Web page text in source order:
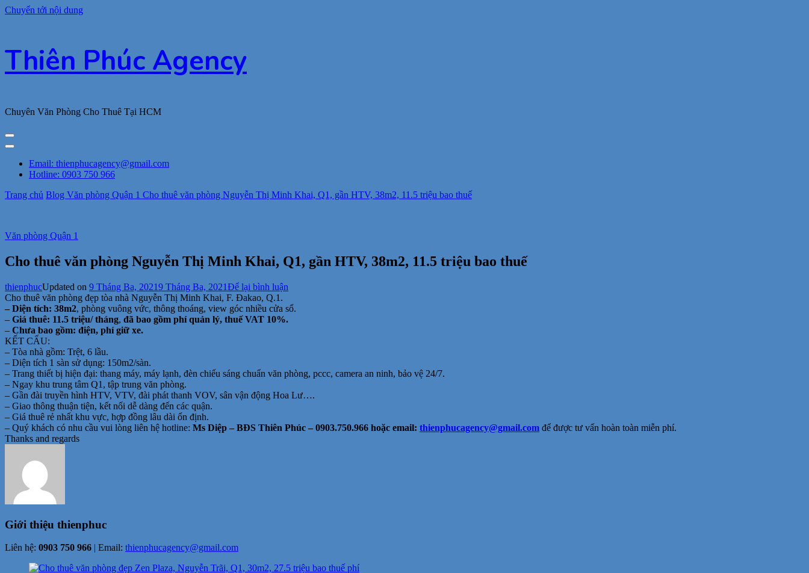
Chuyển tới nội dung
Thiên Phúc Agency
Chuyên Văn Phòng Cho Thuê Tại HCM
Email: thienphucagency@gmail.com
Hotline: 0903 750 966
Trang chủ Blog Văn phòng Quận 1 Cho thuê văn phòng Nguyễn Thị Minh Khai, Q1, gần HTV, 38m2, 11.5 triệu bao thuế
Văn phòng Quận 1
Cho thuê văn phòng Nguyễn Thị Minh Khai, Q1, gần HTV, 38m2, 11.5 triệu bao thuế
thienphucUpdated on 9 Tháng Ba, 20219 Tháng Ba, 2021Để lại bình luận
thuê
Khai,
gần
11.5
Cho thuê văn phòng đẹp tòa nhà Nguyễn Thị Minh Khai, F. Đakao, Q.1.
– Diện tích: 38m2, phòng vuông vức, thông thoáng, view góc nhiều cửa sổ.
– Giá thuê: 11.5 triệu/ tháng, đã bao gồm phí quản lý, thuế VAT 10%.
– Chưa bao gồm: điện, phí giữ xe.
KẾT CẤU:
– Tòa nhà gồm: Trệt, 6 lầu.
– Diện tích 1 sàn sử dụng: 150m2/sàn.
– Trang thiết bị hiện đại: thang máy, máy lạnh, đèn chiếu sáng chuẩn văn phòng, pccc, camera an ninh, bảo vệ 24/7.
– Ngay khu trung tâm Q1, tập trung văn phòng.
– Gần đài truyền hình HTV, VTV, đài phát thanh VOV, sân vận động Hoa Lư….
– Giao thông thuận tiện, kết nối dễ dàng đến các quận.
– Giá thuê rẻ nhất khu vực, hợp đồng lâu dài ổn định.
– Quý khách có nhu cầu vui lòng liên hệ hotline: Ms Diệp – BĐS Thiên Phúc – 0903.750.966 hoặc email: thienphucagency@gmail.com để được tư vấn hoàn toàn miễn phí.
Thanks and regards
Giới thiệu thienphuc
Liên hệ: 0903 750 966 | Email: thienphucagency@gmail.com